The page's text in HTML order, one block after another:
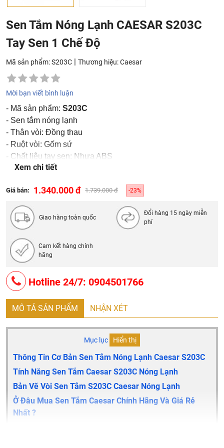
Sen Tắm Nóng Lạnh CAESAR S203C
Tay Sen 1 Chế Độ
Mã sản phẩm: S203C | Thương hiệu:Caesar
Mời bạn viết bình luận
- Mã sản phẩm: S203C
- Sen tắm nóng lạnh
- Thân vòi: Đồng thau
- Ruột vòi: Gốm sứ
- Chất liệu tay sen: Nhựa ABS
- Chế độ tay sen: 1 chế độ
Xem chi tiết
Giá bán: 1.340.000 đ 1.739.000 đ -23%
Giao hàng toàn quốc
Đổi hàng 15 ngày miễn
phí
Cam kết hàng chính
hãng
Hotline 24/7: 0904501766
MÔ TẢ SẢN PHẨM NHẬN XÉT
Mục lục Hiển thị
Thông Tin Cơ Bản Sen Tắm Nóng Lạnh Caesar S203C
Tính Năng Sen Tắm Caesar S203C Nóng Lạnh
Bản Vẽ Vòi Sen Tắm S203C Caesar Nóng Lạnh
Ở Đâu Mua Sen Tắm Caesar Chính Hãng Và Giá Rẻ
Nhất ?